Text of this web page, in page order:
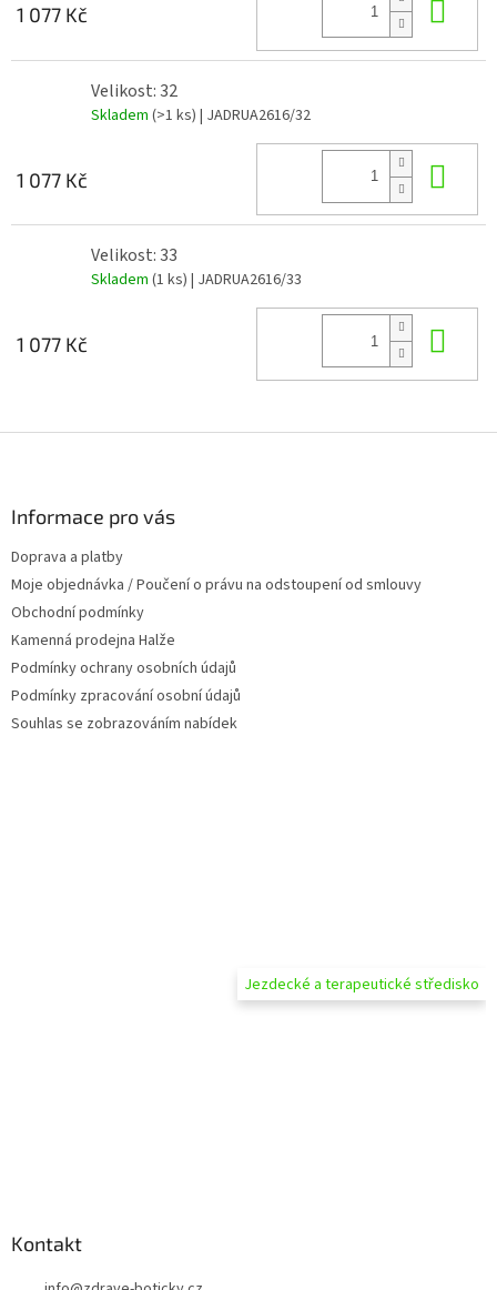
1 077 Kč
Velikost: 32
Skladem (>1 ks) | JADRUA2616/32
1 077 Kč
Velikost: 33
Skladem (1 ks) | JADRUA2616/33
1 077 Kč
Informace pro vás
Doprava a platby
Moje objednávka / Poučení o právu na odstoupení od smlouvy
Obchodní podmínky
Kamenná prodejna Halže
Podmínky ochrany osobních údajů
Podmínky zpracování osobní údajů
Souhlas se zobrazováním nabídek
Jezdecké a terapeutické středisko
Kontakt